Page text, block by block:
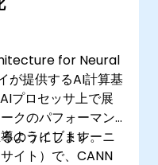
for Neural
が提供するAI計算基
プロセッサ上で展
クのパフォーマン
ようにします。
のライブトレーニ
イト）で、CANN